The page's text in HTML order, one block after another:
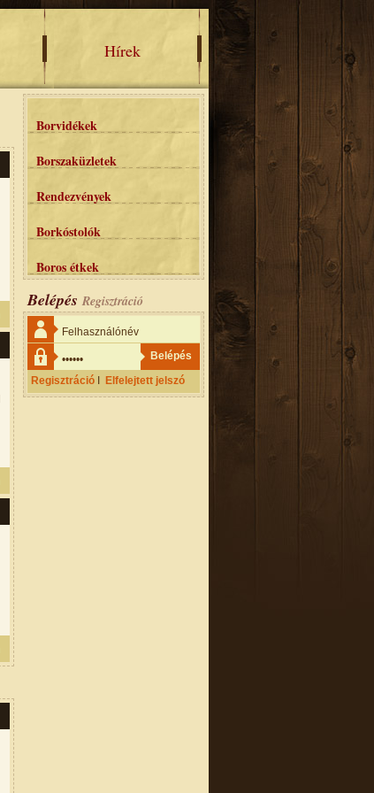
Hírek
Borvidékek
Borszaküzletek
Rendezvények
Borkóstolók
Boros étkek
Belépés Regisztráció
Regisztráció Elfelejtett jelszó